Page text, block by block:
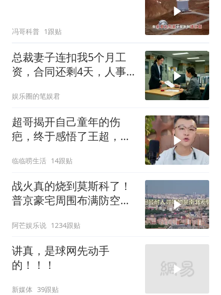
冯哥科普 1跟贴
总裁妻子连扣我5个月工
资，合同还剩4天，人事
娱乐圈的笔娱君
超哥揭开自己童年的伤
疤，终于感悟了王超，他
临临唠生活 14跟贴
战火真的烧到莫斯科了！
普京豪宅周围布满防空
阿芒娱乐说 1234跟贴
讲真，是球网先动手
的！！！
新媒体 39跟贴